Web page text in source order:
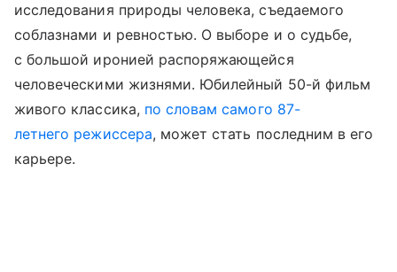
исследования природы человека, съедаемого
соблазнами и ревностью. О выборе и о судьбе,
с большой иронией распоряжающейся
человеческими жизнями. Юбилейный 50-й фильм
живого классика, по словам самого 87-
летнего режиссера, может стать последним в его
карьере.